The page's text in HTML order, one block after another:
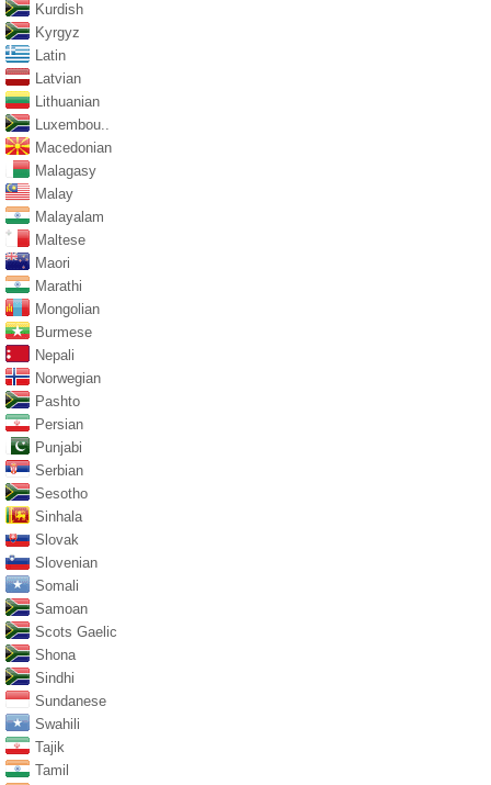
Kurdish
Kyrgyz
Latin
Latvian
Lithuanian
Luxembou..
Macedonian
Malagasy
Malay
Malayalam
Maltese
Maori
Marathi
Mongolian
Burmese
Nepali
Norwegian
Pashto
Persian
Punjabi
Serbian
Sesotho
Sinhala
Slovak
Slovenian
Somali
Samoan
Scots Gaelic
Shona
Sindhi
Sundanese
Swahili
Tajik
Tamil